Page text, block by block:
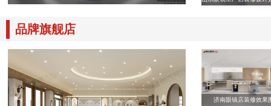
品牌旗舰店
济南眼镜店装修效果